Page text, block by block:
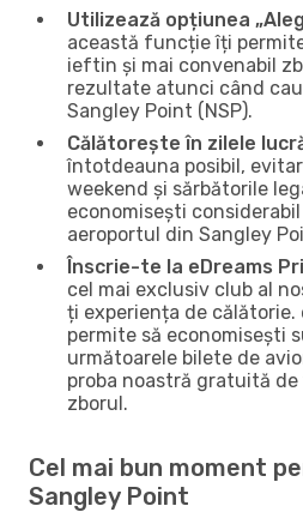
Utilizează opțiunea
această funcție îți
ieftin și mai convenabil
rezultate atunci când
Sangley Point (NSP).
Călătorește în zilele
întotdeauna posibil,
weekend și sărbătorile
economisești
aeroportul din Sangley
Înscrie-te la eDreams
cel mai exclusiv club al
ți experiența de călătorie.
permite să economisești
următoarele bilete de
proba noastră gratuită de
zborul.
Cel mai bun moment
Sangley Point